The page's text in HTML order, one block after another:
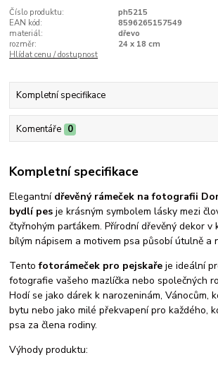
Číslo produktu:
ph5215
EAN kód:
8596265157549
materiál:
dřevo
rozměr:
24 x 18 cm
Hlídat cenu / dostupnost
Kompletní specifikace
Komentáře 0
Kompletní specifikace
Elegantní dřevěný rámeček na fotografii
bydlí pes je krásným symbolem lásky mezi
čtyřnohým parťákem. Přírodní dřevěný dekor v
bílým nápisem a motivem psa působí útulně a
Tentofotorámeček pro pejskaře je ideální
fotografie vašeho mazlíčka nebo společných
Hodí se jako dárek k narozeninám, Vánocům,
bytu nebo jako milé překvapení pro každého,
psa za člena rodiny.
Výhody produktu: